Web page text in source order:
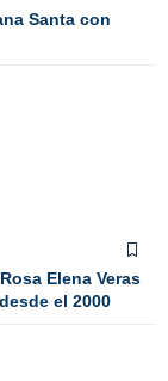
Santa con
Elena Veras
el 2000